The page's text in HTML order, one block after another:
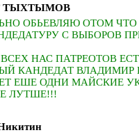
ТЫХТЫМОВ
ОБЬЕВЛЯЮ ОТОМ
С ВЫБОРОВ
НАС ПАТРЕОТОВ
КАНДЕДАТ ВЛАДИМИР
ЕШЕ ОДНИ МАЙСКИЕ
ЛУТШЕ!!!